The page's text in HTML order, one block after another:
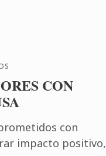
CON
con
impacto positivo,